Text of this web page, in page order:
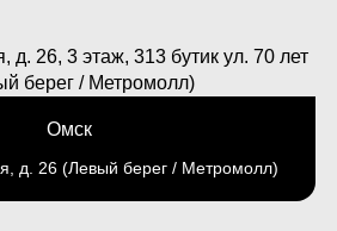
Омск
д. 26 (Левый берег / Метромолл)